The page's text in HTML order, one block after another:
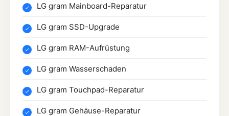
LG gram Mainboard-Reparatur
LG gram SSD-Upgrade
LG gram RAM-Aufrüstung
LG gram Wasserschaden
LG gram Touchpad-Reparatur
LG gram Gehäuse-Reparatur